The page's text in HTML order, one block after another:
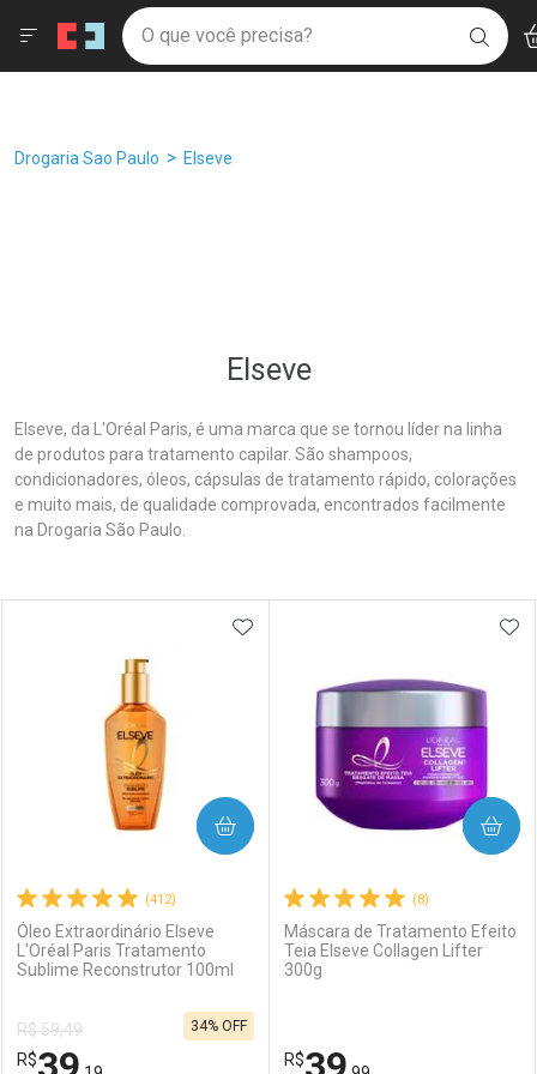
Drogaria São Paulo
Ir direto para a home
pela página
Ir direto para o conteúdo
Ir direto para a busca
Ir direto para a notificações
Faça a sua busca
O que você precisa?
Menu
Breadcrumb
Drogaria Sao Paulo Elseve
Elseve
Elseve, da L'Oréal Paris, é uma marca que se tornou líder na linha
de produtos para tratamento capilar. São shampoos,
condicionadores, óleos, cápsulas de tratamento rápido, colorações
e muito mais, de qualidade comprovada, encontrados facilmente
na Drogaria São Paulo.
(412)
Óleo Extraordinário Elseve
L'Oréal Paris Tratamento
Sublime Reconstrutor 100ml
R$ 59,49
R$
34% OFF
ADICIONAR AOS FAVORITOS
COMPRAR
(8)
Máscara de Tratamento Efeito
Teia Elseve Collagen Lifter
300g
R$
COMPRAR
Âncoras
Filtros Ordenar por